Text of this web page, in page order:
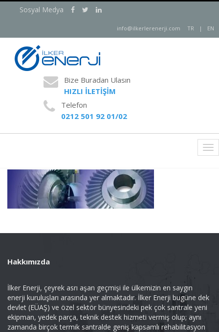
Sosyal Medya
info@ilkerlerenerji.com TR | EN
Bize Buradan Ulasın
HIZLI İLETİŞİM
Telefon
0212 501 92 01/02
Hakkımızda
İlker Enerji, çeyrek asrı aşan geçmişi ile ülkemizin en saygın
enerji kuruluşları arasında yer almaktadır. İlker Enerji bugüne dek
devlet (EÜAŞ) ve özel sektör bünyesindeki pek çok santrale yeni
ekipman, yedek parça, teknik destek hizmeti vermiş olup; aynı
zamanda birçok termik santralde geniş kapsamlı rehabilitasyon